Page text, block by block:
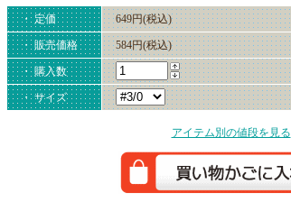
・ 定価 649円(税込)
・ 販売価格 584円(税込)
・ 購入数
・ サイズ
アイテム別の値段を見る